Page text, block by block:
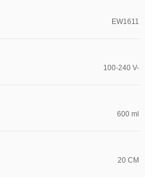
EW1611
100-240 V-
600 ml
20 CM